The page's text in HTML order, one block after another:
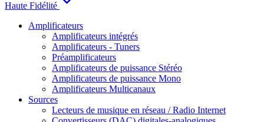
Haute Fidélité
Amplificateurs
Amplificateurs intégrés
Amplificateurs - Tuners
Préamplificateurs
Amplificateurs de puissance Stéréo
Amplificateurs de puissance Mono
Amplificateurs Multicanaux
Sources
Lecteurs de musique en réseau / Radio Internet